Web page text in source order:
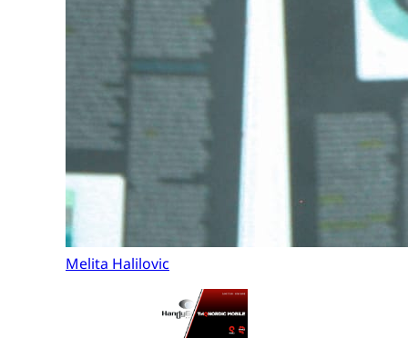
Melita Halilovic